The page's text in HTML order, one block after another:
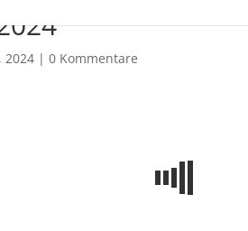
2024| 0 Kommentare